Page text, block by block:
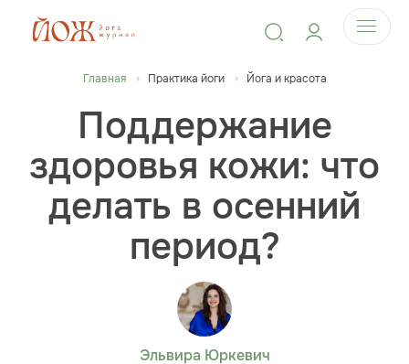
Главная Практика йоги Йога и красота
Поддержание
здоровья кожи: что
делать в осенний
период?
Эльвира Юркевич